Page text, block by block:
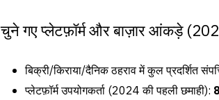
चुने गए प्लेटफ़ॉर्म और बाज़ार आंकड़े
बिक्री/किराया/दैनिक ठहराव में कुल प्रदर्शित
प्लेटफ़ॉर्म उपयोगकर्ता (2024 की पहली छमाही):